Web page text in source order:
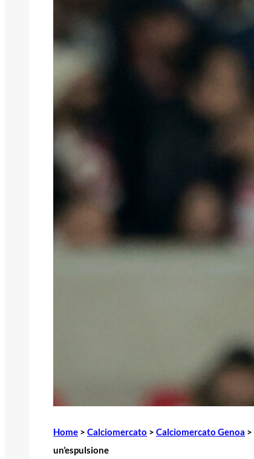
Home > Calciomercato > Calciomercato Genoa >
un’espulsione